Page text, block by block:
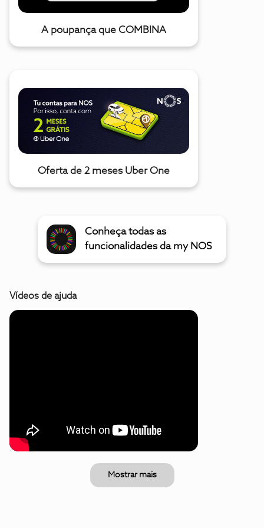
A poupança que COMBINA
Oferta de 2 meses Uber One
Conheça todas as
funcionalidades da my NOS
Vídeos de ajuda
Mostrar mais